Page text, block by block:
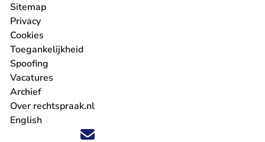
Volg ons op X (Twitter) - U verlaat Rechtspraak.nl
Volg ons op Facebook - U verlaat Rechtspraak.nl
Volg ons op Instagram - U verlaat Rechtspraak.nl
Volg ons op Youtube - U verlaat Rechtspraak.nl
Volg ons op LinkedIn - U verlaat
'Blijf op de hoogte' nieuwsbrief - U verlaat
Sitemap
Privacy
Cookies
Toegankelijkheid
Spoofing
Vacatures
- U verlaat Rechtspraak.nl
Archief
Over rechtspraak.nl
English